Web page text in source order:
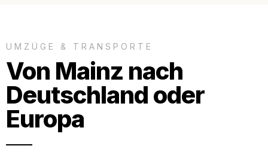
UMZÜGE & TRANSPORTE
Von Mainz nach
Deutschland oder
Europa